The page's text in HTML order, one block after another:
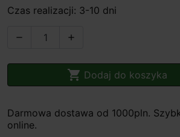
Czas realizacji: 3-10 dni
 
 Dodaj do koszyka
Darmowa dostawa od 1000pln.
online.